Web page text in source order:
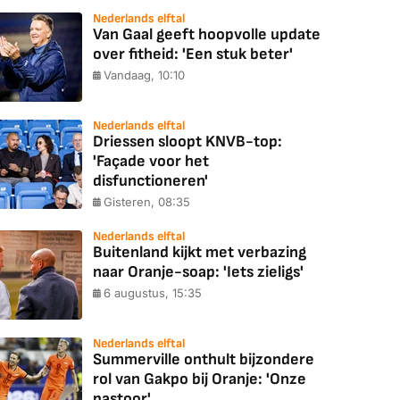
Nederlands elftal
Van Gaal geeft hoopvolle update
over fitheid: 'Een stuk beter'
Vandaag, 10:10
Nederlands elftal
Driessen sloopt KNVB-top:
'Façade voor het
disfunctioneren'
Gisteren, 08:35
Nederlands elftal
Buitenland kijkt met verbazing
naar Oranje-soap: 'Iets zieligs'
6 augustus, 15:35
Nederlands elftal
Summerville onthult bijzondere
rol van Gakpo bij Oranje: 'Onze